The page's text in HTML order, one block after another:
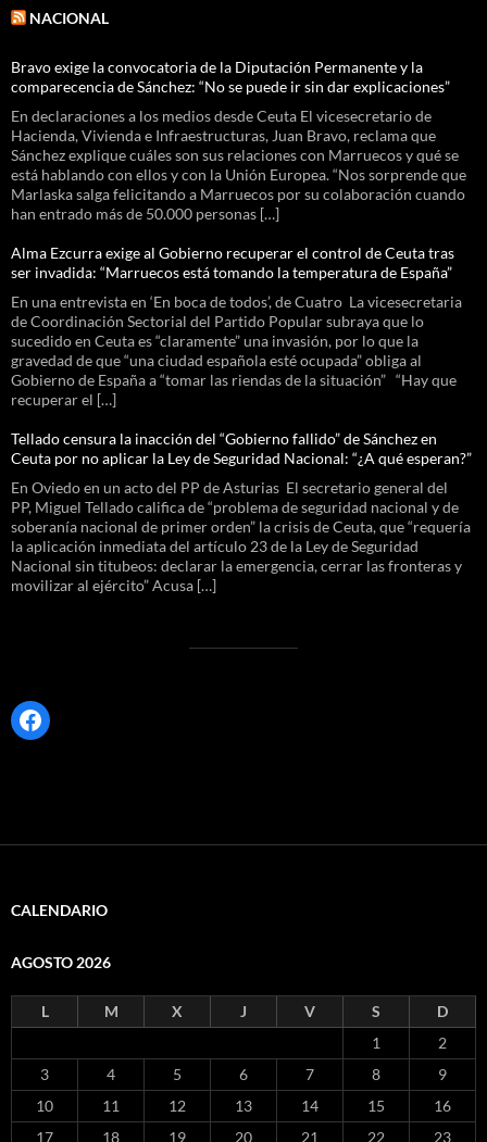
NACIONAL
Bravo exige la convocatoria de la Diputación Permanente y la
comparecencia de Sánchez: “No se puede ir sin dar explicaciones”
En declaraciones a los medios desde Ceuta El vicesecretario de
Hacienda, Vivienda e Infraestructuras, Juan Bravo, reclama que
Sánchez explique cuáles son sus relaciones con Marruecos y qué se
está hablando con ellos y con la Unión Europea. “Nos sorprende que
Marlaska salga felicitando a Marruecos por su colaboración cuando
han entrado más de 50.000 personas […]
Alma Ezcurra exige al Gobierno recuperar el control de Ceuta tras
ser invadida: “Marruecos está tomando la temperatura de España”
En una entrevista en ‘En boca de todos’, de Cuatro La vicesecretaria
de Coordinación Sectorial del Partido Popular subraya que lo
sucedido en Ceuta es “claramente” una invasión, por lo que la
gravedad de que “una ciudad española esté ocupada” obliga al
Gobierno de España a “tomar las riendas de la situación” “Hay que
recuperar el […]
Tellado censura la inacción del “Gobierno fallido” de Sánchez en
Ceuta por no aplicar la Ley de Seguridad Nacional: “¿A qué esperan?”
En Oviedo en un acto del PP de Asturias El secretario general del
PP, Miguel Tellado califica de “problema de seguridad nacional y de
soberanía nacional de primer orden” la crisis de Ceuta, que “requería
la aplicación inmediata del artículo 23 de la Ley de Seguridad
Nacional sin titubeos: declarar la emergencia, cerrar las fronteras y
movilizar al ejército” Acusa […]
Facebook
CALENDARIO
AGOSTO 2026
L M X J V S
D
1
2
3
4 5 6 7 8
9
10
11 12 13 14 15
16
17
18 19 20 21 22 23